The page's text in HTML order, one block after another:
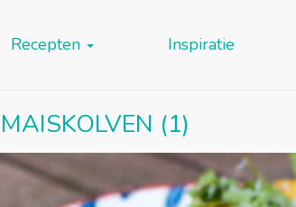
Recepten Inspiratie
(1)